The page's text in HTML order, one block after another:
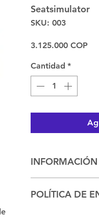
Seatsimulator
SKU: 003
3.125.000 COP
Cantidad *
practicar la
POLÍTICA DE